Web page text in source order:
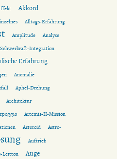
Akkord
Alltags-Erfahrung
Amplitude
Analyse
Integration
Erfahrung
Anomalie
Aphel-Drehung
Architektur
Artemis-II-Mission
Asteroid
Astro-
Auftrieb
Leitton Auge